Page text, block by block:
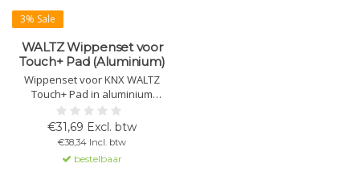
3% Sale
WALTZ Wippenset voor
Touch+ Pad (Aluminium)
Wippenset voor KNX WALTZ
Touch+ Pad in aluminium
uitvoering. Beschikbaar in
meerdere kleuren. Voor
bediening via fysieke knoppen.
Let op: alleen wippers, basisunit
apart bestellen.
€31,69 Excl. btw
€38,34 Incl. btw
bestelbaar